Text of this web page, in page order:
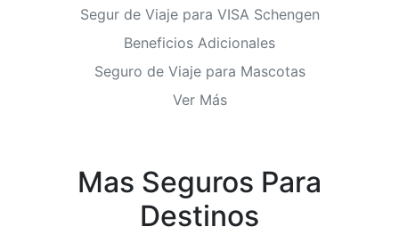
Segur de Viaje para VISA Schengen
Beneficios Adicionales
Seguro de Viaje para Mascotas
Ver Más
Mas Seguros Para
Destinos